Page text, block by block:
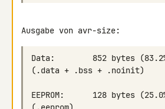
Ausgabe von avr-size: